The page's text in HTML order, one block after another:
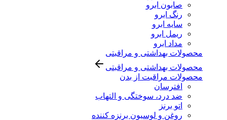
صابون ابرو
رنگ ابرو
سایه ابرو
ریمل ابرو
مداد ابرو
محصولات بهداشتی و مراقبتی
محصولات بهداشتی و مراقبتی
محصولات مراقبت از بدن
افترسان
ضد درد، سوختگی و التهاب
اتو برنز
روغن و لوسیون برنزه کننده